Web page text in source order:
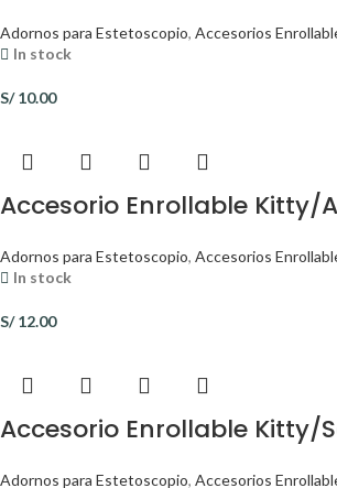
Adornos para Estetoscopio, Accesorios
In stock
S/10.00
Accesorio Enrollable Kitty/
Adornos para Estetoscopio, Accesorios
In stock
S/12.00
Accesorio Enrollable Kitty/
Adornos para Estetoscopio, Accesorios